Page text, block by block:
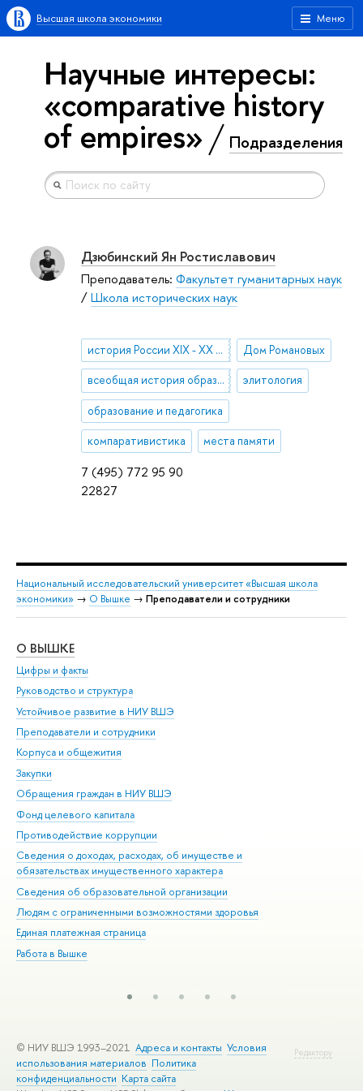
Меню
Высшая школа экономики
Научные интересы:
«comparative history
of empires» Подразделения
7 (495) 772 95 90
22827
Дзюбинский Ян Ростиславович
Преподаватель: Факультет гуманитарных наук
/Школа исторических наук
история России XIX - ХХ веков, история повседневности Дом Романовых
всеобщая история образования и педагогической мысли элитология
образование и педагогика
компаративистика места памяти
Национальный исследовательский университет «Высшая школа
экономики» → О Вышке → Преподаватели и сотрудники
О ВЫШКЕ
Цифры и факты
Руководство и структура
Устойчивое развитие в НИУ ВШЭ
Преподаватели и сотрудники
Корпуса и общежития
Закупки
Обращения граждан в НИУ ВШЭ
Фонд целевого капитала
Противодействие коррупции
Сведения о доходах, расходах, об имуществе и
обязательствах имущественного характера
Сведения об образовательной организации
Людям с ограниченными возможностями здоровья
Единая платежная страница
Работа в Вышке
Редактору
© НИУ ВШЭ 1993–2021 Адреса и контакты Условия
использования материалов Политика
конфиденциальности Карта сайта